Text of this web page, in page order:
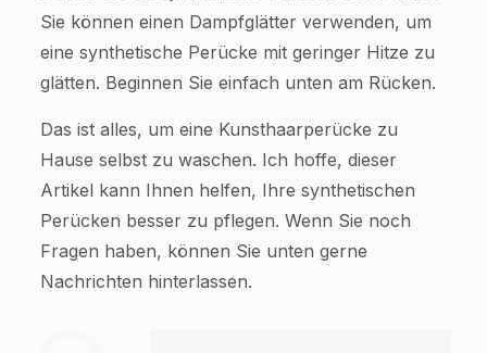
Sie können einen Dampfglätter verwenden, um
eine synthetische Perücke mit geringer Hitze zu
glätten. Beginnen Sie einfach unten am Rücken.
Das ist alles, um eine Kunsthaarperücke zu
Hause selbst zu waschen. Ich hoffe, dieser
Artikel kann Ihnen helfen, Ihre synthetischen
Perücken besser zu pflegen. Wenn Sie noch
Fragen haben, können Sie unten gerne
Nachrichten hinterlassen.